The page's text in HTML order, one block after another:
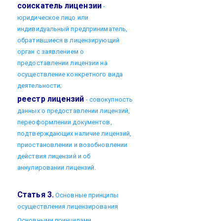
соискатель лицензии-
юридическое лицо или
индивидуальный предприниматель,
обратившиеся в лицензирующий
орган с заявлением о
предоставлении лицензии на
осуществление конкретного вида
деятельности;
реестр лицензий - совокупность
данных о предоставлении лицензий,
переоформлении документов,
подтверждающих наличие лицензий,
приостановлении и возобновлении
действия лицензий и об
аннулировании лицензий.
Статья 3.Основные принципы
осуществления лицензирования